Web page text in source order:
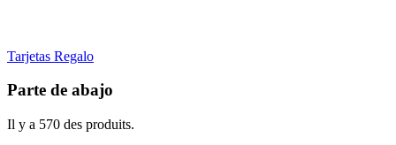
ANTINEA
Belcor 0
Champion 0
Tarjetas Regalo
Parte de abajo
Il y a 570 des produits.